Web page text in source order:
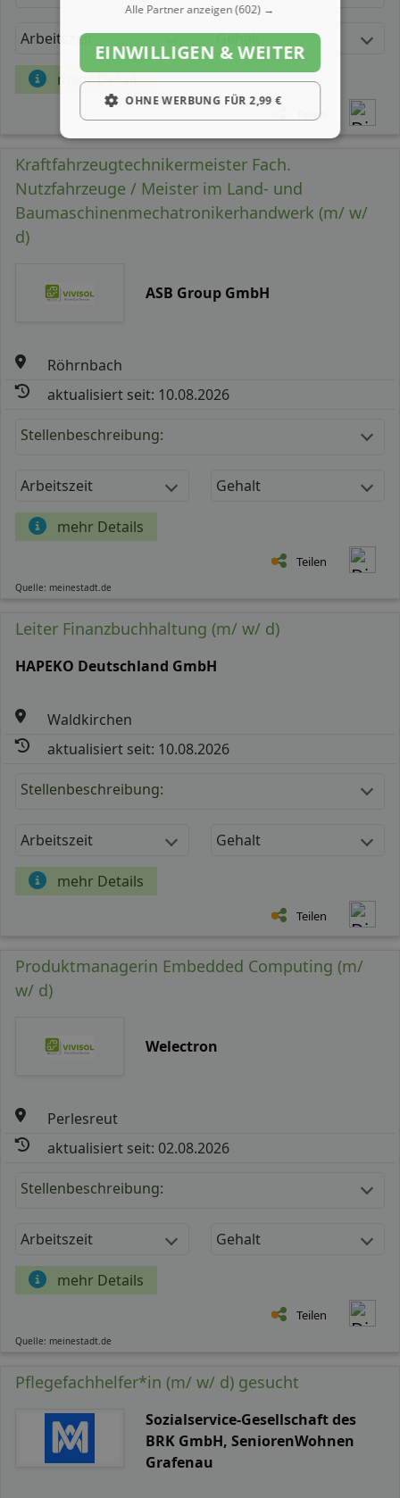
Arbeitszeit Gehalt
mehr Details
Teilen
Kraftfahrzeugtechnikermeister Fach.
Nutzfahrzeuge / Meister im Land- und
Baumaschinenmechatronikerhandwerk (m/ w/
d)
ASB Group GmbH
Röhrnbach
aktualisiert seit: 10.08.2026
Stellenbeschreibung:
Arbeitszeit Gehalt
mehr Details
Teilen
Quelle: meinestadt.de
Leiter Finanzbuchhaltung (m/ w/ d)
HAPEKO Deutschland GmbH
Waldkirchen
aktualisiert seit: 10.08.2026
Stellenbeschreibung:
Arbeitszeit Gehalt
mehr Details
Teilen
Produktmanagerin Embedded Computing (m/
w/ d)
Welectron
Perlesreut
aktualisiert seit: 02.08.2026
Stellenbeschreibung:
Arbeitszeit Gehalt
mehr Details
Teilen
Quelle: meinestadt.de
Pflegefachhelfer*in (m/ w/ d) gesucht
Sozialservice-Gesellschaft des
BRK GmbH, SeniorenWohnen
Grafenau
Alle Partner anzeigen(602) →
EINWILLIGEN & WEITER
OHNE WERBUNG FÜR 2,99 €